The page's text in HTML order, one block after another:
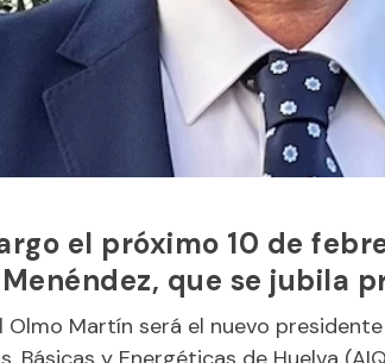
el próximo 10 de
que se jubila
Olmo Martín será el nuevo